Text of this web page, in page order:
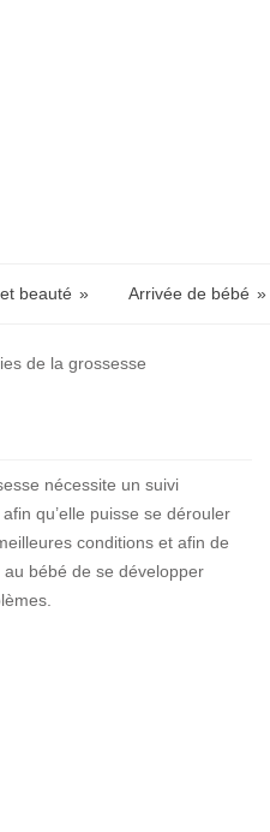
beauté » Arrivée de bébé »
de la grossesse
nécessite un suivi
qu’elle puisse se dérouler
conditions et afin de
au bébé de se développer